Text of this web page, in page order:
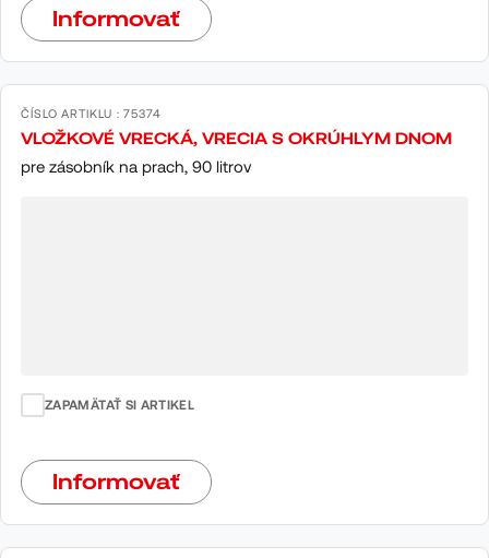
Informovať
ČÍSLO ARTIKLU : 75374
VLOŽKOVÉ VRECKÁ, VRECIA S OKRÚHLYM DNOM
pre zásobník na prach, 90 litrov
ZAPAMÄTAŤ SI ARTIKEL
Informovať